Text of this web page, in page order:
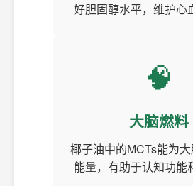
好胆固醇水平，维护心
🧠
大脑燃料
椰子油中的MCTs能为
能量，有助于认知功能